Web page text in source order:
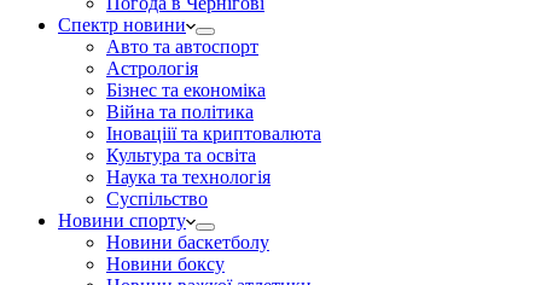
Спектр новини
Авто та автоспорт
Астрологія
Бізнес та економіка
Війна та політика
Іноваціії та криптовалюта
Культура та освіта
Наука та технологія
Суспільство
Новини спорту
Новини баскетболу
Новини боксу